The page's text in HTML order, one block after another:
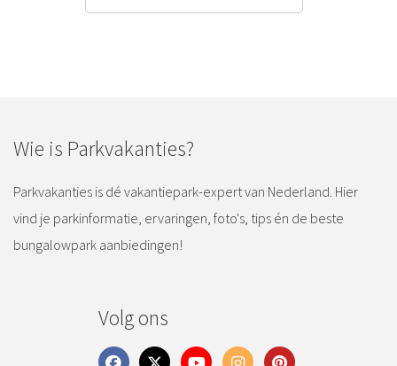
Wie is Parkvakanties?
Parkvakanties is dé vakantiepark-expert van Nederland. Hier
vind je parkinformatie, ervaringen, foto's, tips én de beste
bungalowpark aanbiedingen!
Volg ons